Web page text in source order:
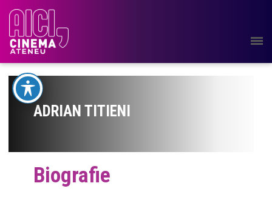
ADRIAN TITIENI
Biografie